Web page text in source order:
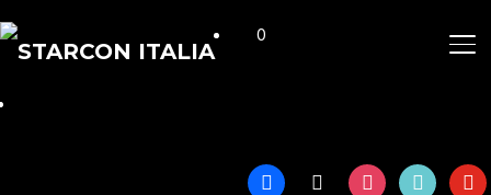
0
facebook instagramtiktok